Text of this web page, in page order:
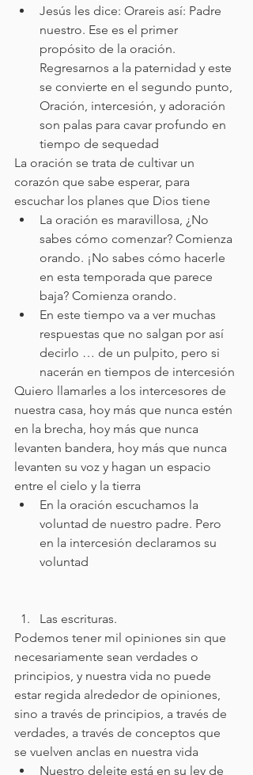
Jesús les dice: Orareis así: Padre
nuestro. Ese es el primer
propósito de la oración.
Regresarnos a la paternidad y este
se convierte en el segundo punto,
Oración, intercesión, y adoración
son palas para cavar profundo en
tiempo de sequedad
La oración se trata de cultivar un
corazón que sabe esperar, para
escuchar los planes que Dios tiene
La oración es maravillosa, ¿No
sabes cómo comenzar? Comienza
orando. ¡No sabes cómo hacerle
en esta temporada que parece
baja? Comienza orando.
En este tiempo va a ver muchas
respuestas que no salgan por así
decirlo … de un pulpito, pero si
nacerán en tiempos de intercesión
Quiero llamarles a los intercesores de
nuestra casa, hoy más que nunca estén
en la brecha, hoy más que nunca
levanten bandera, hoy más que nunca
levanten su voz y hagan un espacio
entre el cielo y la tierra
En la oración escuchamos la
voluntad de nuestro padre. Pero
en la intercesión declaramos su
voluntad
Las escrituras.
Podemos tener mil opiniones sin que
necesariamente sean verdades o
principios, y nuestra vida no puede
estar regida alrededor de opiniones,
sino a través de principios, a través de
verdades, a través de conceptos que
se vuelven anclas en nuestra vida
Nuestro deleite está en su ley de